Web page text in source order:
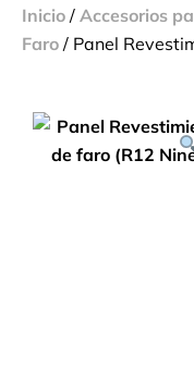
Inicio / Accesorios
Faro / Panel